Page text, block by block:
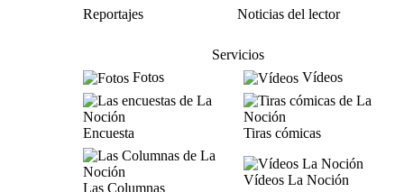
Reportajes
Noticias del lector
Servicios
Fotos
Vídeos
Encuesta Tiras cómicas
Las Columnas
Vídeos La Noción